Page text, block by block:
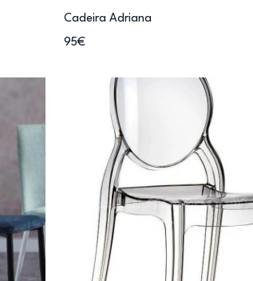
Cadeira Adriana
95€